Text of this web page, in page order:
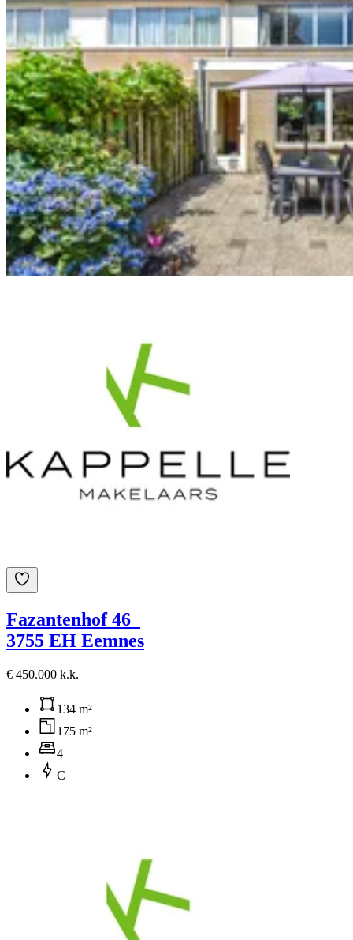
Fazantenhof 46
3755 EH Eemnes
€ 450.000 k.k.
134 m²
175 m²
4
C